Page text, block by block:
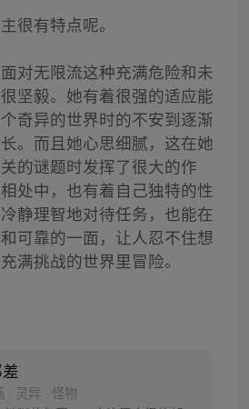
很有特点呢。
对无限流这种充满危险和未
坚毅。她有着很强的适应能
奇异的世界时的不安到逐渐
。而且她心思细腻，这在她
的谜题时发挥了很大的作
处中，也有着自己独特的性
静理智地对待任务，也能在
可靠的一面，让人忍不住想
满挑战的世界里冒险。
· 灵异 · 怪物